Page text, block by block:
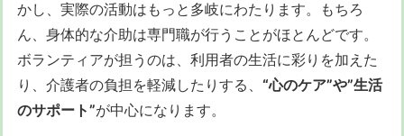
かし、実際の活動はもっと多岐にわたります。もちろ
ん、身体的な介助は専門職が行うことがほとんどです。
ボランティアが担うのは、利用者の生活に彩りを加えた
り、介護者の負担を軽減したりする、 “心のケア”や”生活
のサポート”が中心になります。